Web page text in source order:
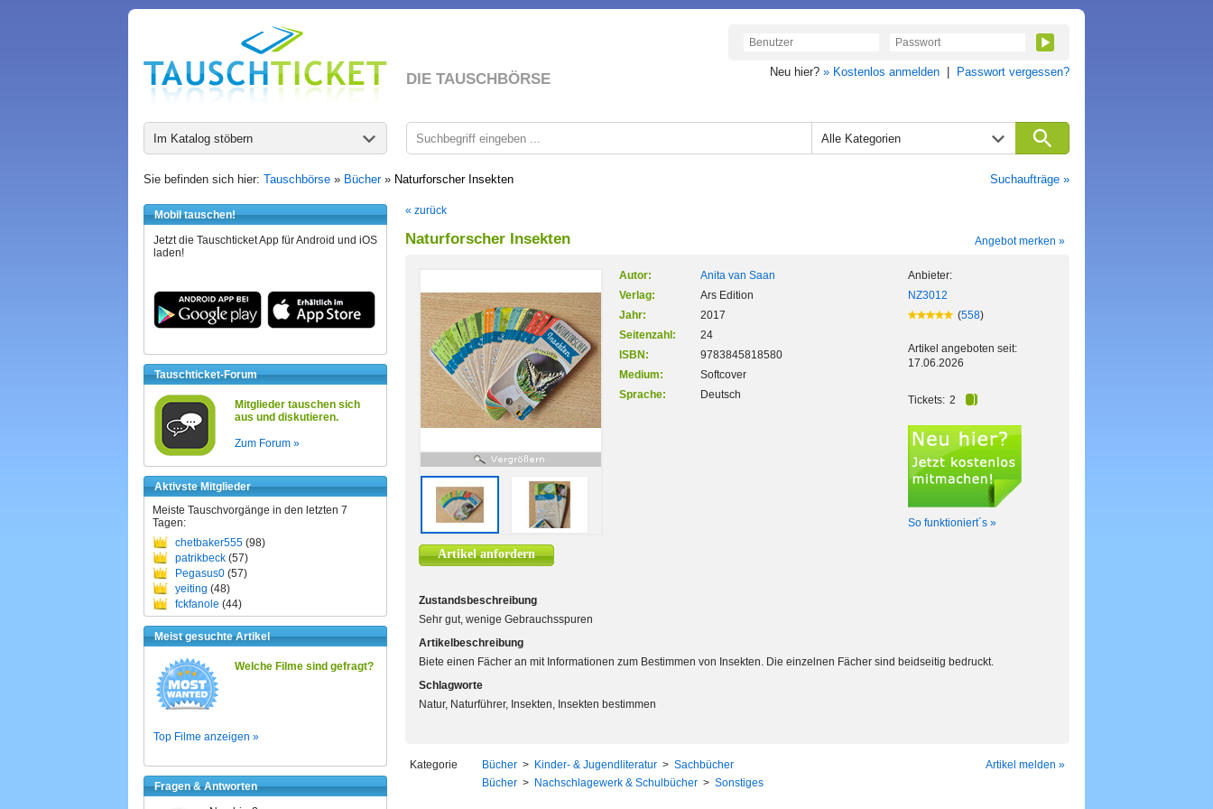
DIE TAUSCHBÖRSE Neu hier? » Kostenlos anmelden Passwort vergessen?
Im Katalog stöbern Alle Kategorien
Sie befinden sich hier: Tauschbörse » Bücher» Naturforscher Insekten Suchaufträge »
Mobil tauschen!
Jetzt die Tauschticket App für Android und iOS
laden!
Tauschticket-Forum
Mitglieder tauschen sich
aus und diskutieren.
Zum Forum »
Aktivste Mitglieder
Meiste Tauschvorgänge in den letzten 7
Tagen:
chetbaker555 (98)
patrikbeck (57)
Pegasus0 (57)
yeiting (48)
fckfanole (44)
Meist gesuchte Artikel
Welche Filme sind gefragt?
Top Filme anzeigen »
Fragen & Antworten
« zurück
Naturforscher Insekten Angebot merken »
Artikel anfordern
Autor:
Anita van Saan
Verlag:
Ars Edition
Jahr:
2017
Seitenzahl:
24
ISBN:
9783845818580
Medium:
Softcover
Sprache:
Deutsch
Anbieter:
NZ3012
(558)
Artikel angeboten seit:
17.06.2026
Tickets: 2
So funktioniert´s »
Zustandsbeschreibung
Sehr gut, wenige Gebrauchsspuren
Artikelbeschreibung
Biete einen Fächer an mit Informationen zum Bestimmen von Insekten. Die einzelnen Fächer sind beidseitig bedruckt.
Schlagworte
Natur, Naturführer, Insekten, Insekten bestimmen
Kategorie Bücher > Kinder- & Jugendliteratur > Sachbücher
Bücher > Nachschlagewerk & Schulbücher > Sonstiges
Artikel melden »